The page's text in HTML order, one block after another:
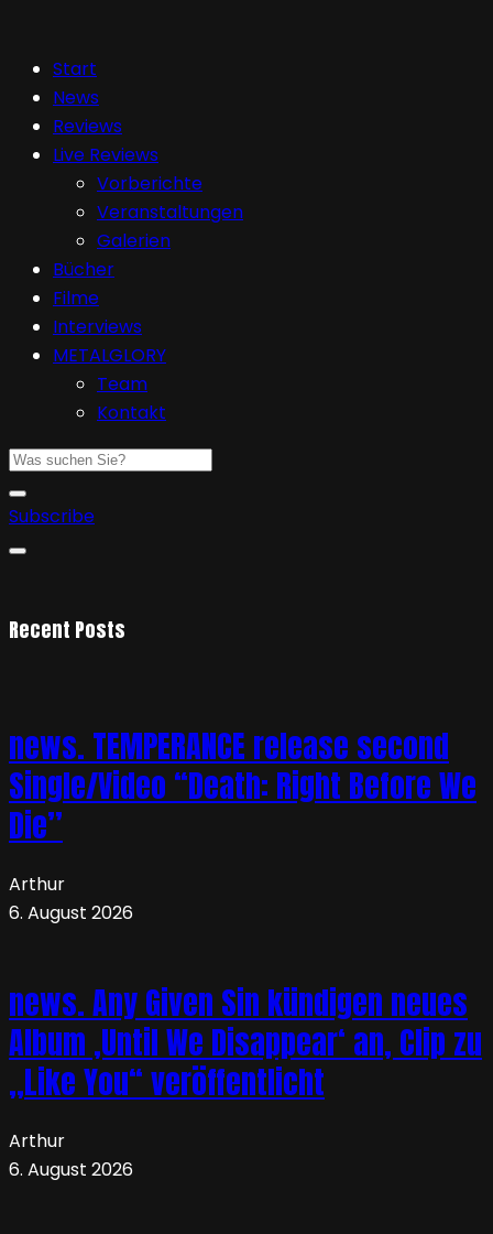
Start
News
Reviews
Live Reviews
Vorberichte
Veranstaltungen
Galerien
Bücher
Filme
Interviews
METALGLORY
Team
Kontakt
Subscribe
Recent Posts
news. TEMPERANCE release second
Single/Video “Death: Right Before We
Die”
Arthur
6. August 2026
news. Any Given Sin kündigen neues
Album ‚Until We Disappear‘ an, Clip zu
„Like You“ veröffentlicht
Arthur
6. August 2026